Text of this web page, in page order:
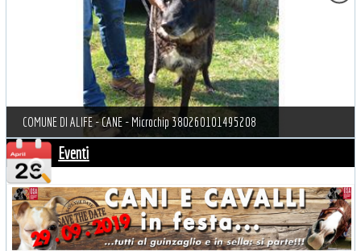
COMUNE DI ALIFE - CANE - Microchip 380260101495208
Eventi